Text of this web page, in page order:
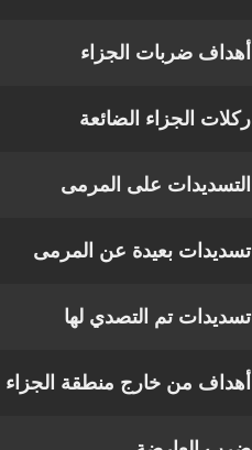
أهداف ضربات الجزاء
ركلات الجزاء الضائعة
التسديدات على المرمى
تسديدات بعيدة عن المرمى
تسديدات تم التصدي لها
أهداف من خارج منطقة الجزاء